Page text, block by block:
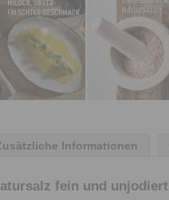
Informationen
fein und unjodiert